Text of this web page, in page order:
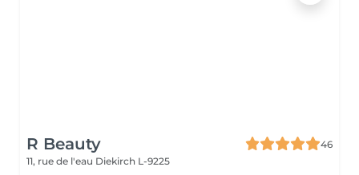
R Beauty
46
11, rue de l'eau Diekirch L-9225